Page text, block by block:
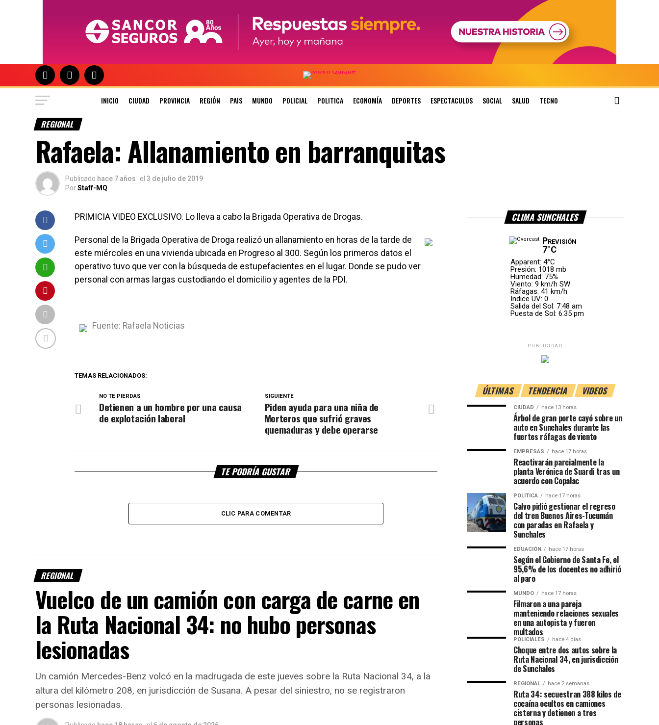
INICIO CIUDAD PROVINCIA REGIÓN PAIS MUNDO POLICIAL POLITICA ECONOMÍA DEPORTES ESPECTACULOS SOCIAL SALUD TECNO
REGIONAL
Rafaela: Allanamiento en barranquitas
Publicado hace 7 años el 3 de julio de 2019
PorStaff-MQ
PRIMICIA VIDEO EXCLUSIVO. Lo lleva a cabo la Brigada Operativa de Drogas.
Personal de la Brigada Operativa de Droga realizó un allanamiento en horas de la tarde de
este miércoles en una vivienda ubicada en Progreso al 300. Según los primeros datos el
operativo tuvo que ver con la búsqueda de estupefacientes en el lugar. Donde se pudo ver
personal con armas largas custodiando el domicilio y agentes de la PDI.
Fuente: Rafaela Noticias
TEMAS RELACIONADOS:
SIGUIENTE
Piden ayuda para una niña de
Morteros que sufrió graves
quemaduras y debe operarse
NO TE PIERDAS
Detienen a un hombre por una causa
de explotación laboral
TE PODRÍA GUSTAR
CLIC PARA COMENTAR
REGIONAL
Vuelco de un camión con carga de carne en
la Ruta Nacional 34: no hubo personas
lesionadas
Un camión Mercedes-Benz volcó en la madrugada de este jueves sobre la Ruta Nacional 34, a la
altura del kilómetro 208, en jurisdicción de Susana. A pesar del siniestro, no se registraron
personas lesionadas.
CLIMA SUNCHALES
Previsión
7°C
Apparent: 4°C
Presión: 1018 mb
Humedad: 75%
Viento: 9 km/h SW
Ráfagas: 41 km/h
Indice UV: 0
Salida del Sol: 7:48 am
Puesta de Sol: 6:35 pm
PUBLICIDAD
ÚLTIMAS TENDENCIA VIDEOS
CIUDAD hace 13 horas
Árbol de gran porte cayó sobre un
auto en Sunchales durante las
fuertes ráfagas de viento
EMPRESAS hace 17 horas
Reactivarán parcialmente la
planta Verónica de Suardi tras un
acuerdo con Copalac
POLITICA hace 17 horas
Calvo pidió gestionar el regreso
del tren Buenos Aires-Tucumán
con paradas en Rafaela y
Sunchales
EDUACIÓN hace 17 horas
Según el Gobierno de Santa Fe, el
95,6% de los docentes no adhirió
al paro
MUNDO hace 17 horas
Filmaron a una pareja
manteniendo relaciones sexuales
en una autopista y fueron
multados
POLICIALES hace 4 días
Choque entre dos autos sobre la
Ruta Nacional 34, en jurisdicción
de Sunchales
REGIONAL hace 2 semanas
Ruta 34: secuestran 388 kilos de
cocaína ocultos en camiones
cisterna y detienen a tres
personas